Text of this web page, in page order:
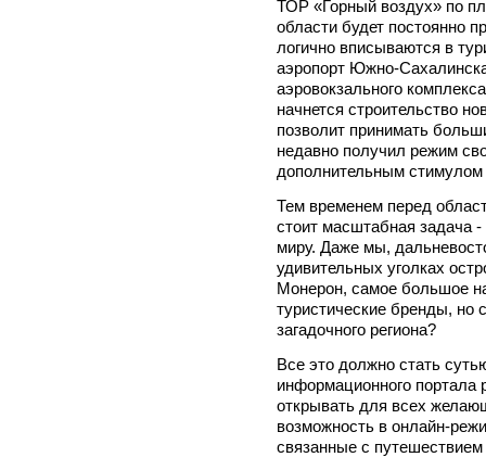
ТОР «Горный воздух» по
области будет постоянно
логично вписываются в
аэропорт Южно-
аэровокзального
начнется строительство
позволит принимать
недавно получил режим
дополнительным стимулом
Тем временем перед
стоит масштабная задача
миру. Даже мы,
удивительных уголках
Монерон, самое большое
туристические бренды, но
загадочного региона?
Все это должно стать
информационного портала
открывать для всех
возможность в онлайн-
связанные с